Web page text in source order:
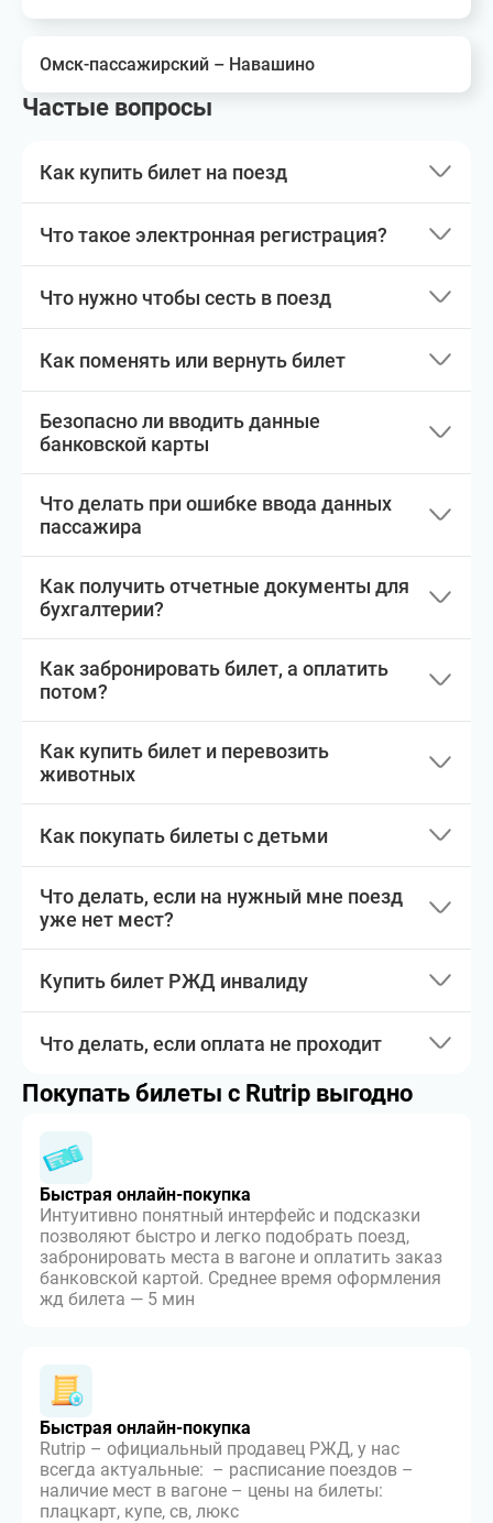
Омск-пассажирский – Навашино
Частые вопросы
Как купить билет на поезд
Что такое электронная регистрация?
Что нужно чтобы сесть в поезд
Как поменять или вернуть билет
Безопасно ли вводить данные
банковской карты
Что делать при ошибке ввода данных
пассажира
Как получить отчетные документы для
бухгалтерии?
Как забронировать билет, а оплатить
потом?
Как купить билет и перевозить
животных
Как покупать билеты с детьми
Что делать, если на нужный мне поезд
уже нет мест?
Купить билет РЖД инвалиду
Что делать, если оплата не проходит
Покупать билеты с Rutrip выгодно
Быстрая онлайн-покупка
Интуитивно понятный интерфейс и подсказки
позволяют быстро и легко подобрать поезд,
забронировать места в вагоне и оплатить заказ
банковской картой. Среднее время оформления
жд билета — 5 мин
Быстрая онлайн-покупка
Rutrip – официальный продавец РЖД, у нас
всегда актуальные: – расписание поездов –
наличие мест в вагоне – цены на билеты:
плацкарт, купе, св, люкс